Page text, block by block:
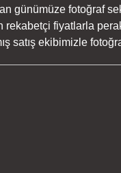
günümüze fotoğraf
rekabetçi fiyatlarla
satış ekibimizle